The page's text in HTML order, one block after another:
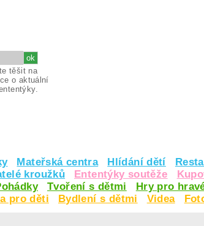
těšit na
o aktuální
Mateřská centra Hlídání dětí
kroužků Ententýky soutěže
Tvoření s dětmi Hry pro
pro děti Bydlení s dětmi Videa